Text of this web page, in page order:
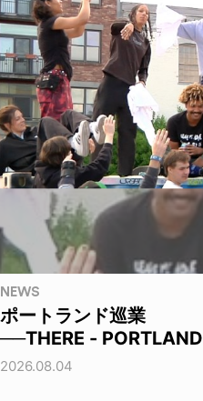
NEWS
ポートランド巡業
──THERE - PORTLAND
2026.08.04